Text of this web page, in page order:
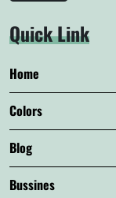
Quick Link
Home
Colors
Blog
Bussines